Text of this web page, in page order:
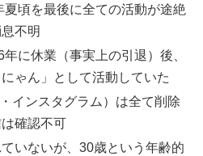
頃を最後に全ての活動が途絶
不明
に休業（事実上の引退）後、
ゃん」として活動していた
インスタグラム）は全て削除
確認不可
いないが、30歳という年齢的